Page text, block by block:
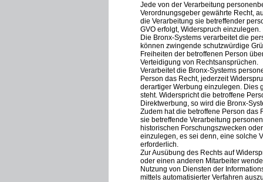
Jede von der Verarbeitung
Verordnungsgeber gewährte Recht,
die Verarbeitung sie betreffender
GVO erfolgt, Widerspruch
Die Bronx-Systems verarbeitet die
können zwingende schutzwürdige
Freiheiten der betroffenen Person
Verteidigung von Rechtsansprüchen.
Verarbeitet die Bronx-Systems
Person das Recht, jederzeit
derartiger Werbung einzulegen. Dies
steht. Widerspricht die betroffene
Direktwerbung, so wird die Bronx-
Zudem hat die betroffene Person das
sie betreffende Verarbeitung
historischen Forschungszwecken
einzulegen, es sei denn, eine solche
erforderlich.
Zur Ausübung des Rechts auf
oder einen anderen Mitarbeiter
Nutzung von Diensten der
mittels automatisierter Verfahren